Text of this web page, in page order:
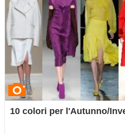
10 colori per l'Autunno/